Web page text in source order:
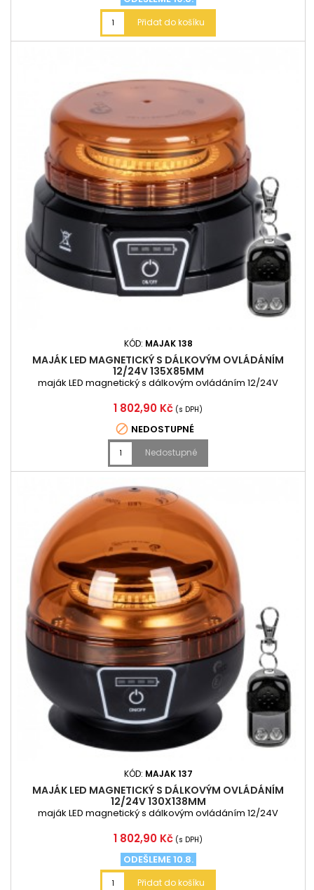
Přidat do košíku
KÓD: MAJAK 138
MAJÁK LED MAGNETICKÝ S DÁLKOVÝM OVLÁDÁNÍM
12/24V 135X85MM
maják LED magnetický s dálkovým ovládáním 12/24V
Cena
1 802,90 Kč (s DPH)
 NEDOSTUPNÉ
Nedostupné
KÓD: MAJAK 137
MAJÁK LED MAGNETICKÝ S DÁLKOVÝM OVLÁDÁNÍM
12/24V 130X138MM
maják LED magnetický s dálkovým ovládáním 12/24V
Cena
1 802,90 Kč (s DPH)
ODEŠLEME 10.8.
Přidat do košíku